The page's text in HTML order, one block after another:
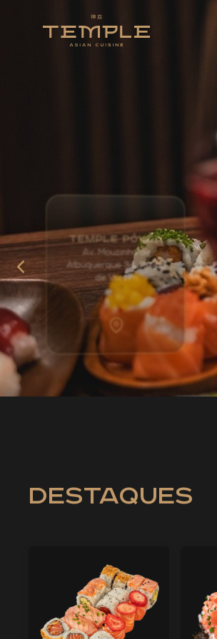
TEMPLE PÓVOA
Av. Mouzinho de
Albuquerque 34, Póvoa
de Varzim
destaques